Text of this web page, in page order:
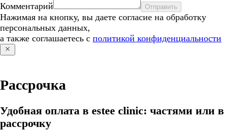
Комментарий Отправить
Нажимая на кнопку, вы даете согласие на обработку
персональных данных,
а также соглашаетесь с политикой конфиденциальности
Рассрочка
Удобная оплата в estee clinic: частями или в
рассрочку